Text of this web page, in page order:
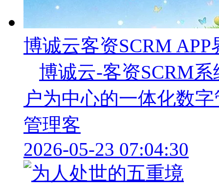
博诚云客资SCRM
博诚云-客资SCRM
户为中心的一体化数
管理客
2026-05-23 07:04:30